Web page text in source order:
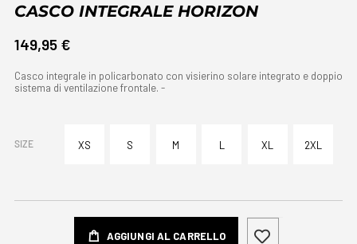
CASCO INTEGRALE HORIZON
149,95 €
Casco integrale in policarbonato con visierino solare integrato e doppio
sistema di ventilazione frontale. -
SIZE XS S M L XL 2XL
AGGIUNGI AL CARRELLO